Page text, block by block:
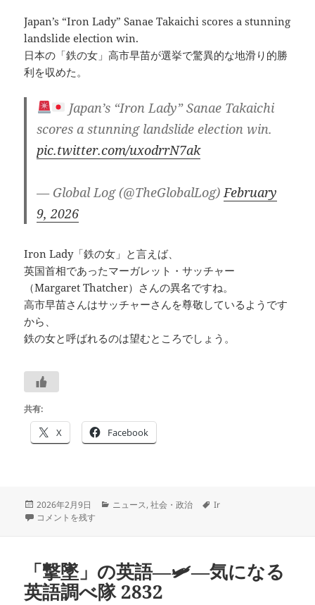
Japan’s “Iron Lady” Sanae Takaichi scores a stunning
landslide election win.
日本の「鉄の女」高市早苗が選挙で驚異的な地滑り的勝
利を収めた。
Japan’s “Iron Lady” Sanae Takaichi
scores a stunning landslide election win.
pic.twitter.com/uxodrrN7ak
— Global Log (@TheGlobalLog) February
9, 2026
Iron Lady「鉄の女」と言えば、
英国首相であったマーガレット・サッチャー
（Margaret Thatcher）さんの異名ですね。
高市早苗さんはサッチャーさんを尊敬しているようです
から、
鉄の女と呼ばれるのは望むところでしょう。
共有:
X Facebook
投
稿
2026年2月9日
カ
ニュース,社会・政治
タ
Ir
Japan’s Iron Lady ―
コメントを残す
「撃墜」の英語―🛩―気になる
英語調べ隊 2832